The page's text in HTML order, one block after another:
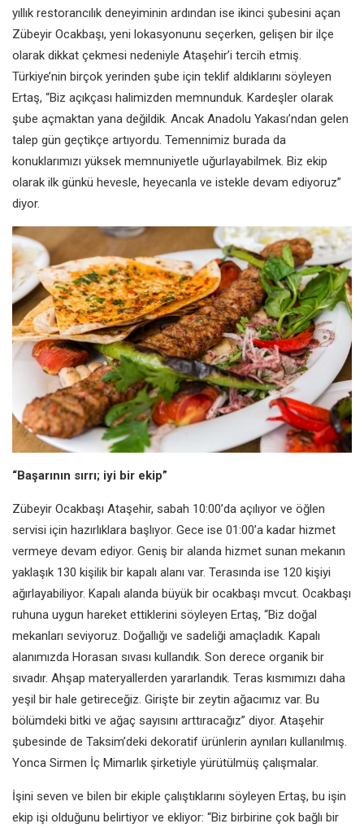
yıllık restorancılık deneyiminin ardından ise ikinci şubesini açan
Zübeyir Ocakbaşı, yeni lokasyonunu seçerken, gelişen bir ilçe
olarak dikkat çekmesi nedeniyle Ataşehir’i tercih etmiş.
Türkiye’nin birçok yerinden şube için teklif aldıklarını söyleyen
Ertaş, “Biz açıkçası halimizden memnunduk. Kardeşler olarak
şube açmaktan yana değildik. Ancak Anadolu Yakası’ndan gelen
talep gün geçtikçe artıyordu. Temennimiz burada da
konuklarımızı yüksek memnuniyetle uğurlayabilmek. Biz ekip
olarak ilk günkü hevesle, heyecanla ve istekle devam ediyoruz”
diyor.
“Başarının sırrı; iyi bir ekip”
Zübeyir Ocakbaşı Ataşehir, sabah 10:00’da açılıyor ve öğlen
servisi için hazırlıklara başlıyor. Gece ise 01:00’a kadar hizmet
vermeye devam ediyor. Geniş bir alanda hizmet sunan mekanın
yaklaşık 130 kişilik bir kapalı alanı var. Terasında ise 120 kişiyi
ağırlayabiliyor. Kapalı alanda büyük bir ocakbaşı mvcut. Ocakbaşı
ruhuna uygun hareket ettiklerini söyleyen Ertaş, “Biz doğal
mekanları seviyoruz. Doğallığı ve sadeliği amaçladık. Kapalı
alanımızda Horasan sıvası kullandık. Son derece organik bir
sıvadır. Ahşap materyallerden yararlandık. Teras kısmımızı daha
yeşil bir hale getireceğiz. Girişte bir zeytin ağacımız var. Bu
bölümdeki bitki ve ağaç sayısını arttıracağız” diyor. Ataşehir
şubesinde de Taksim’deki dekoratif ürünlerin aynıları kullanılmış.
Yonca Sirmen İç Mimarlık şirketiyle yürütülmüş çalışmalar.
İşini seven ve bilen bir ekiple çalıştıklarını söyleyen Ertaş, bu işin
ekip işi olduğunu belirtiyor ve ekliyor: “Biz birbirine çok bağlı bir